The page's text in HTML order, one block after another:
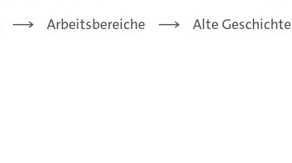
Arbeitsbereiche Alte Geschichte